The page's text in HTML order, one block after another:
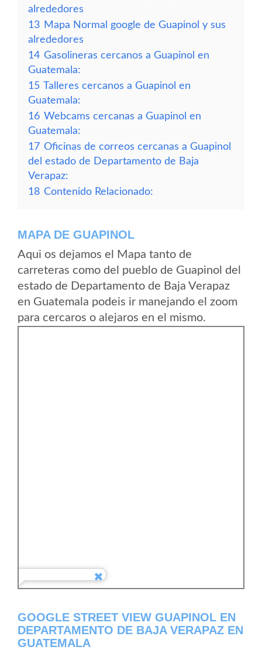
alrededores
13 Mapa Normal google de Guapinol y sus
alrededores
14 Gasolineras cercanos a Guapinol en
Guatemala:
15 Talleres cercanos a Guapinol en
Guatemala:
16 Webcams cercanas a Guapinol en
Guatemala:
17 Oficinas de correos cercanas a Guapinol
del estado de Departamento de Baja
Verapaz:
18 Contenido Relacionado:
MAPA DE GUAPINOL
Aqui os dejamos el Mapa tanto de
carreteras como del pueblo de Guapinol del
estado de Departamento de Baja Verapaz
en Guatemala podeis ir manejando el zoom
para cercaros o alejaros en el mismo.
GOOGLE STREET VIEW GUAPINOL EN
DEPARTAMENTO DE BAJA VERAPAZ EN
GUATEMALA